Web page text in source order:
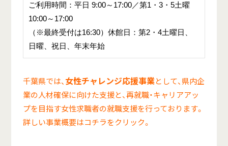
ご利用時間：平日 9:00～17:00／第1・3・5土曜
10:00～17:00
（※最終受付は16:30）休館日：第2・4土曜日、
日曜、祝日、年末年始
千葉県では、女性チャレンジ応援事業として、県内企
業の人材確保に向けた支援と、再就職・キャリアアッ
プを目指す女性求職者の就職支援を行っております。
詳しい事業概要はコチラをクリック。